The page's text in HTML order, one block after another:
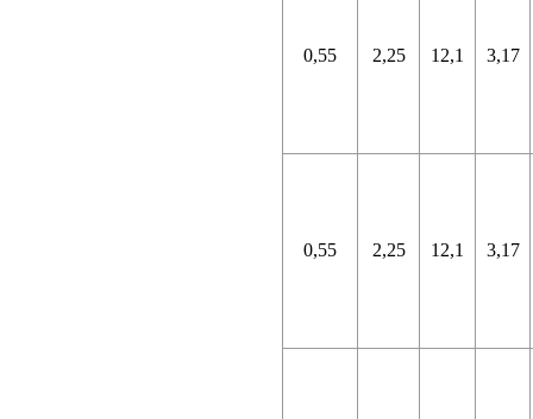
0,55 2,25 12,1 3,17
0,55 2,25 12,1 3,17